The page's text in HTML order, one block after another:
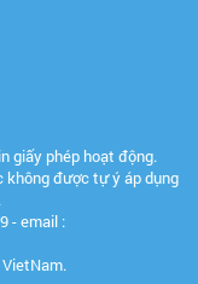
giấy phép hoạt động.
không được tự ý áp dụng
- email :